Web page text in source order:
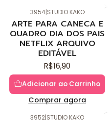
3954|STUDIO KAKO
ARTE PARA CANECA E
QUADRO DIA DOS PAIS
NETFLIX ARQUIVO
EDITÁVEL
R$16,90
Adicionar ao Carrinho
Comprar agora
3952|STUDIO KAKO